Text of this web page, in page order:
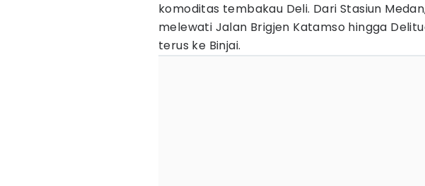
komoditas tembakau Deli. Dari Stasiun
melewati Jalan Brigjen Katamso hingga
terus ke Binjai.